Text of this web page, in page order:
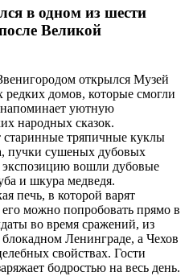
в одном из шести
Великой
открылся Музей
редких домов, которые смогли
уютную
народных сказок.
тряпичные куклы
пучки сушеных дубовых
экспозицию вошли дубовые
и шкура медведя.
печь, в которой варят
можно попробовать прямо в
во время сражений, из
Ленинграде, а Чехов
свойствах. Гости
бодростью на весь день.